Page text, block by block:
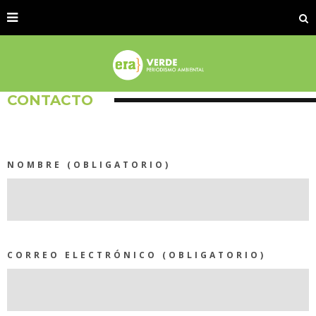
CONTACTO
NOMBRE (OBLIGATORIO)
CORREO ELECTRÓNICO (OBLIGATORIO)